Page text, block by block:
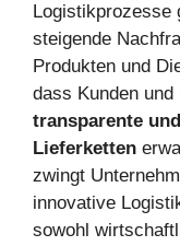
Logistikprozesse
steigende
Produkten und
dass Kunden
transparente
Lieferketten
zwingt
innovative
sowohl